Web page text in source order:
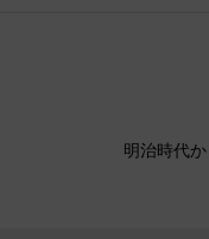
明治時代